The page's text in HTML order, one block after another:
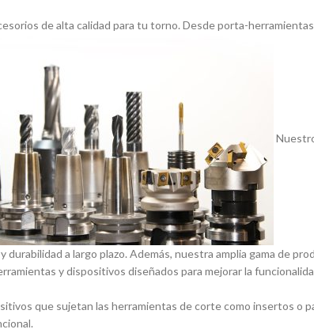
de alta calidad para tu torno. Desde porta-
a largo plazo. Además, nuestra amplia gama de
y dispositivos diseñados para mejorar la
que sujetan las herramientas de corte como insertos o